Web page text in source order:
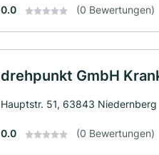
0.0 (0 Bewertungen)
drehpunkt GmbH
Hauptstr. 51, 63843 Niedernberg
0.0 (0 Bewertungen)